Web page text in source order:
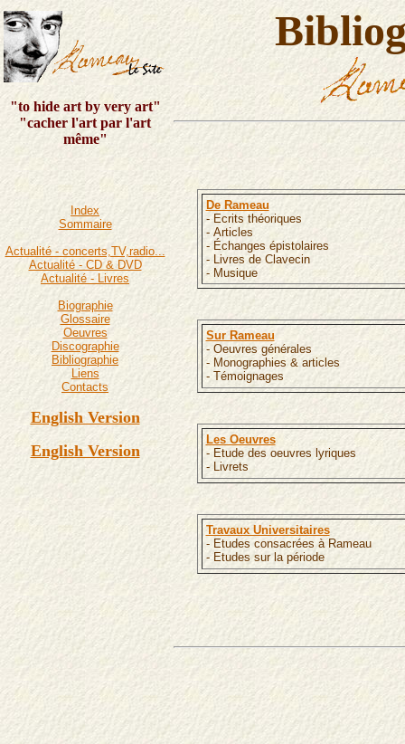
"to hide art by very art"
"cacher l'art par l'art
même"
Index
Sommaire
Actualité - concerts,TV,radio...
Actualité - CD & DVD
Actualité - Livres
Biographie
Glossaire
Oeuvres
Discographie
Bibliographie
Liens
Contacts
English Version
English Version
De Rameau
- Ecrits théoriques
- Articles
- Échanges épistolaires
- Livres de Clavecin
- Musique
Sur Rameau
- Oeuvres générales
- Monographies & articles
- Témoignages
Les Oeuvres
- Etude des oeuvres lyriques
- Livrets
Travaux Universitaires
- Etudes consacrées à Rameau
- Etudes sur la période